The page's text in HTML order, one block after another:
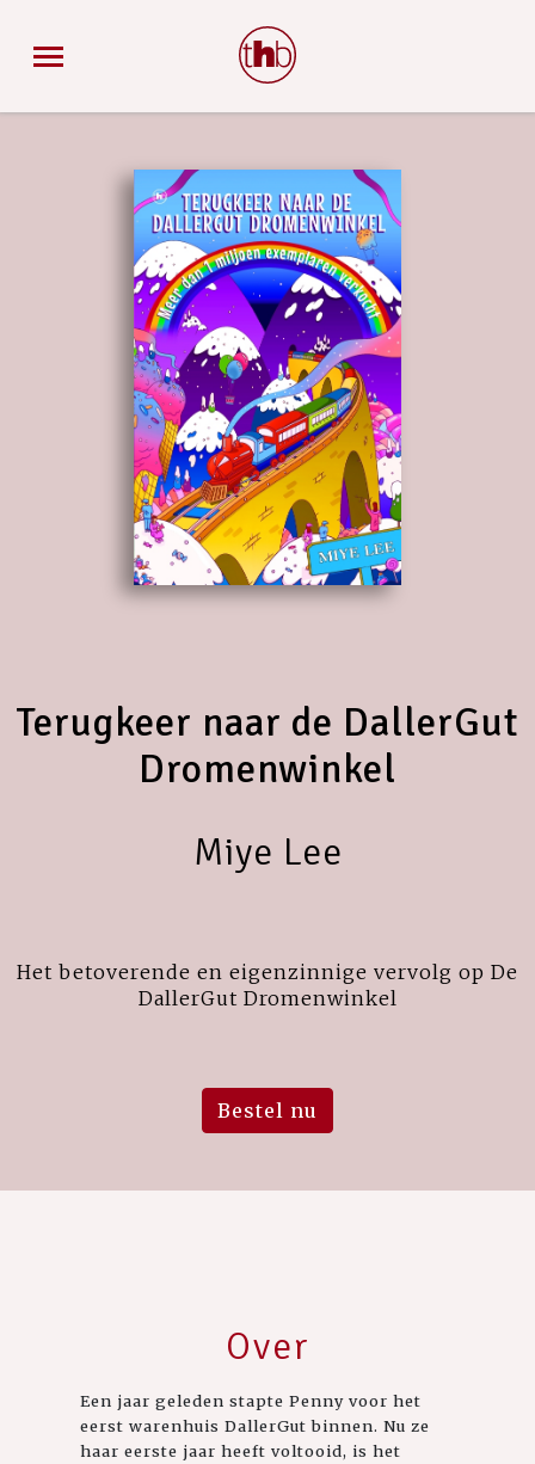
Terugkeer naar de DallerGut
Dromenwinkel
Miye Lee
Het betoverende en eigenzinnige vervolg op De
DallerGut Dromenwinkel
Bestel nu
Over
Een jaar geleden stapte Penny voor het
eerst warenhuis DallerGut binnen. Nu ze
haar eerste jaar heeft voltooid, is het